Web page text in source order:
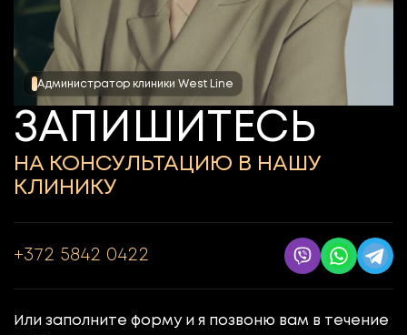
ЗАПИШИТЕСЬ
НА КОНСУЛЬТАЦИЮ В НАШУ
КЛИНИКУ
+372 5842 0422
Или заполните форму и я позвоню вам в течение
Администратор клиники West Line